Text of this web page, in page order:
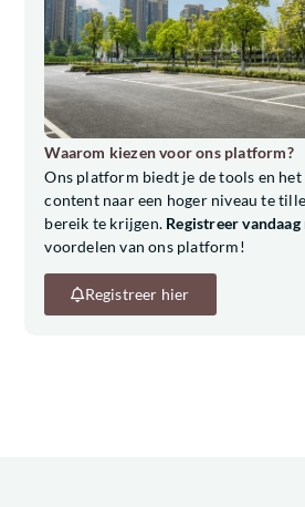
Waarom kiezen voor ons platform?
Ons platform biedt je de tools en
content naar een hoger niveau te
bereik te krijgen. Registreer vandaag
voordelen van ons platform!
Registreer hier